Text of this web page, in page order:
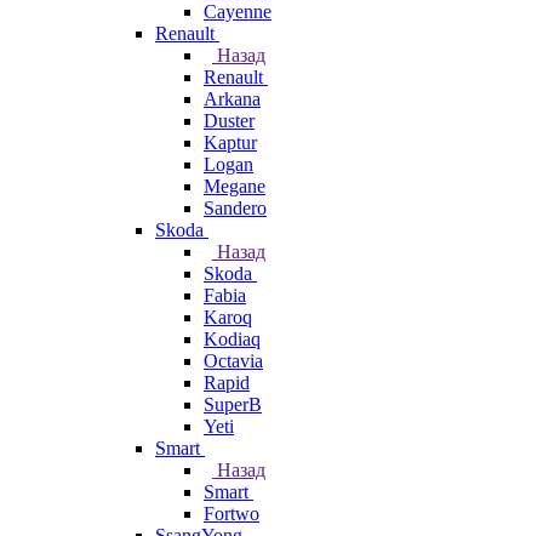
Cayenne
Renault
Назад
Renault
Arkana
Duster
Kaptur
Logan
Megane
Sandero
Skoda
Назад
Skoda
Fabia
Karoq
Kodiaq
Octavia
Rapid
SuperB
Yeti
Smart
Назад
Smart
Fortwo